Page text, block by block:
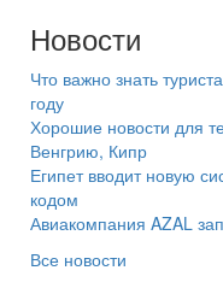
Новости
Что важно знать
году
Хорошие новости для
Венгрию, Кипр
Египет вводит новую
кодом
Авиакомпания AZAL
Все новости